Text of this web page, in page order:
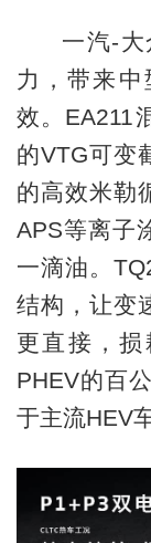
一汽-
力，带来
效。EA211
的VTG可变
的高效米勒
APS等离子
一滴油。
结构，让变
更直接，
PHEV的百
于主流HEV